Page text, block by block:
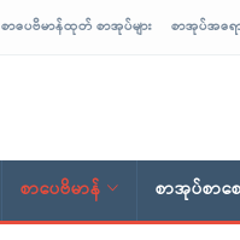
စာပေဗိမာန်ထုတ် စာအုပ်များ စာအုပ်အရေ
စာပေဗိမာန် စာအုပ်စာစေ